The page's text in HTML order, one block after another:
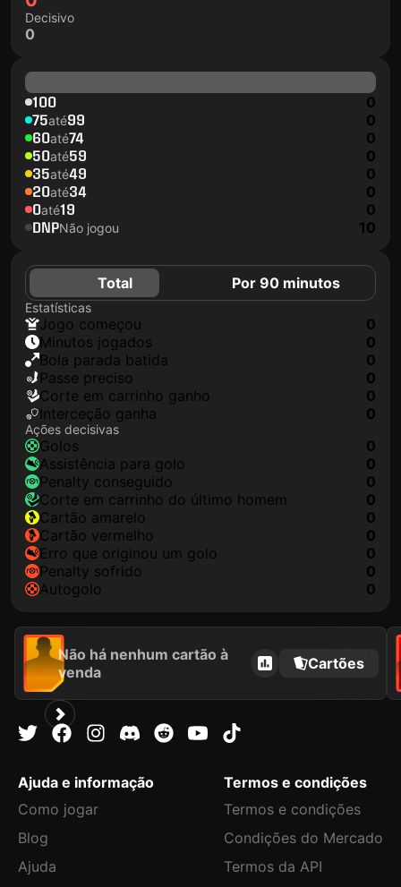
Decisivo
0
100 0
75até99 0
60até74 0
50até59 0
35até49 0
20até34 0
0até19 0
DNPNão jogou 10
Total Por 90 minutos
Estatísticas
jogo começou
0
minutos jogados
0
Bola parada batida
0
passe preciso
0
corte em carrinho ganho
0
interceção ganha
0
Ações decisivas
golos
0
assistência para golo
0
penalty conseguido
0
corte em carrinho do último homem
0
cartão amarelo
0
cartão vermelho
0
erro que originou um golo
0
penalty sofrido
0
autogolo
0
Não há nenhum cartão à
venda
Cartões
Ajuda e informação
Como jogar
Blog
Ajuda
Termos e condições
Termos e condições
Condições do Mercado
Termos da API